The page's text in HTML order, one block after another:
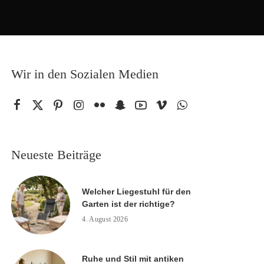
Wir in den Sozialen Medien
Neueste Beiträge
Welcher Liegestuhl für den
Garten ist der richtige?
4. August 2026
Ruhe und Stil mit antiken